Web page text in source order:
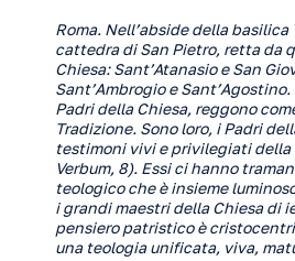
Roma. Nell’abside della
cattedra di San Pietro, retta da
Chiesa: Sant’Atanasio e San
Sant’Ambrogio e
Padri della Chiesa, reggono
Tradizione. Sono loro, i Padri
testimoni vivi e privilegiati della
Verbum, 8). Essi ci hanno
teologico che è insieme
i grandi maestri della Chiesa di
pensiero patristico è
una teologia unificata, viva,